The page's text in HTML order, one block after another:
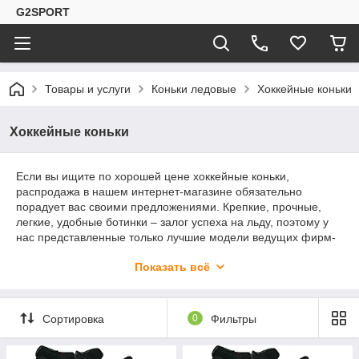
G2SPORT
Товары и услуги Коньки ледовые Хоккейные коньки
Хоккейные коньки
Если вы ищите по хорошей цене хоккейные коньки,
распродажа в нашем интернет-магазине обязательно
порадует вас своими предложениями. Крепкие, прочные,
легкие, удобные ботинки – залог успеха на льду, поэтому у
нас представленные только лучшие модели ведущих фирм-
коньков в наличии вы сможете, связавшись по телефону с
ваши вопросы.
Показать всё
Сортировка 0 Фильтры